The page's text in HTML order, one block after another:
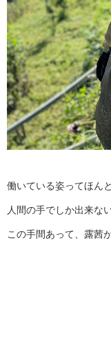
働いている姿ってほん
人間の手でしか出来な
この手間あって、露茜